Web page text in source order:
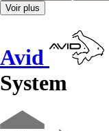
Voir plus
Avid
System